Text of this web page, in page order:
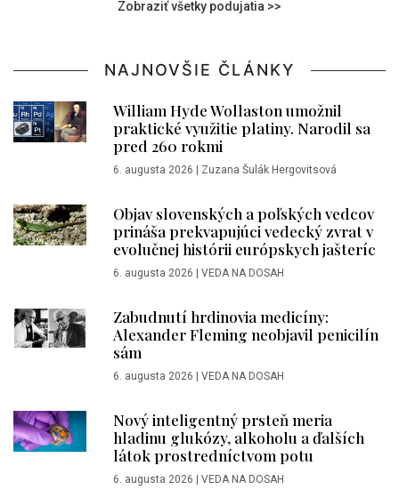
Zobraziť všetky podujatia >>
NAJNOVŠIE ČLÁNKY
William Hyde Wollaston umožnil
praktické využitie platiny. Narodil sa
pred 260 rokmi
6. augusta 2026 | Zuzana Šulák Hergovitsová
Objav slovenských a poľských vedcov
prináša prekvapujúci vedecký zvrat v
evolučnej histórii európskych jašteríc
6. augusta 2026 | VEDA NA DOSAH
Zabudnutí hrdinovia medicíny:
Alexander Fleming neobjavil penicilín
sám
6. augusta 2026 | VEDA NA DOSAH
Nový inteligentný prsteň meria
hladinu glukózy, alkoholu a ďalších
látok prostredníctvom potu
6. augusta 2026 | VEDA NA DOSAH